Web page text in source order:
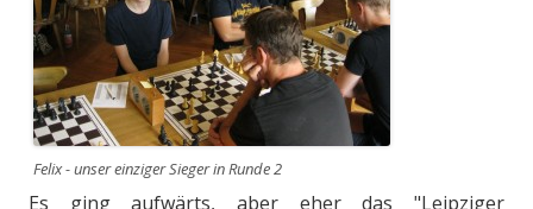
Felix - unser einziger Sieger in Runde 2
Es ging aufwärts, aber eher das "Leipziger